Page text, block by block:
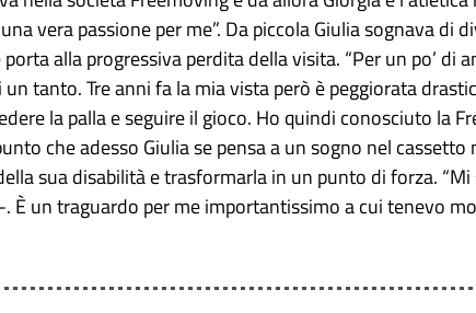
vera passione per me”. Da piccola Giulia sognava di
alla progressiva perdita della visita. “Per un po’
tanto. Tre anni fa la mia vista però è peggiorata
la palla e seguire il gioco. Ho quindi conosciuto la
che adesso Giulia se pensa a un sogno nel
sua disabilità e trasformarla in un punto di forza.
È un traguardo per me importantissimo a cui tenevo